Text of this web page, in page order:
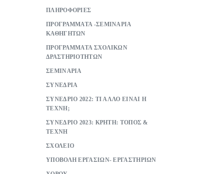
ΠΛΗΡΟΦΟΡΙΕΣ
ΠΡΟΓΡΑΜΜΑΤΑ -ΣΕΜΙΝΑΡΙΑ
ΚΑΘΗΓΗΤΩΝ
ΠΡΟΓΡΑΜΜΑΤΑ ΣΧΟΛΙΚΩΝ
ΔΡΑΣΤΗΡΙΟΤΗΤΩΝ
ΣΕΜΙΝΑΡΙΑ
ΣΥΝΕΔΡΙΑ
ΣΥΝΕΔΡΙΟ 2022: ΤΙ ΑΛΛΟ ΕΙΝΑΙ Η
ΤΕΧΝΗ;
ΣΥΝΕΔΡΙΟ 2023: ΚΡΗΤΗ: ΤΟΠΟΣ &
ΤΕΧΝΗ
ΣΧΟΛΕΙΟ
ΥΠΟΒΟΛΗ ΕΡΓΑΣΙΩΝ- ΕΡΓΑΣΤΗΡΙΩΝ